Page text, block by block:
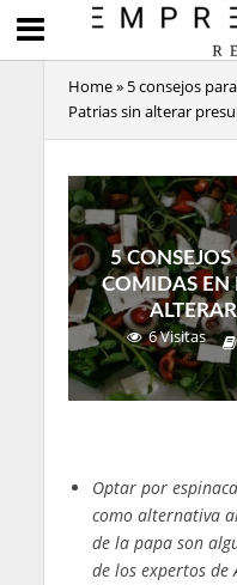
Home» 5 consejos
Patrias sin alterar
5
COMIDAS EN
6 Visitas
Optar por
como alternativa
de la papa son
de los expertos